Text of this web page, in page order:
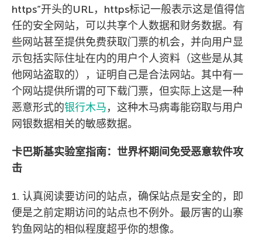
https”开头的URL，https标记一般表示这是值得信
任的安全网站，可以共享个人数据和财务数据。有
些网站甚至提供免费获取门票的机会，并向用户显
示包括实际住址在内的用户个人资料（这些是从其
他网站盗取的），证明自己是合法网站。其中有一
个网站提供所谓的可下载门票，但实际上这是一种
恶意形式的银行木马，这种木马病毒能窃取与用户
网银数据相关的敏感数据。
卡巴斯基实验室指南：世界杯期间免受恶意软件攻
击
1. 认真阅读要访问的站点，确保站点是安全的，即
便是之前定期访问的站点也不例外。最厉害的山寨
钓鱼网站的相似程度超乎你的想像。